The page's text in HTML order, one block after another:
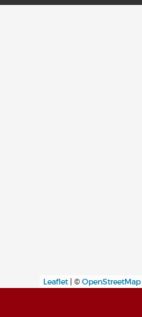
Leaflet| © OpenStreetMap